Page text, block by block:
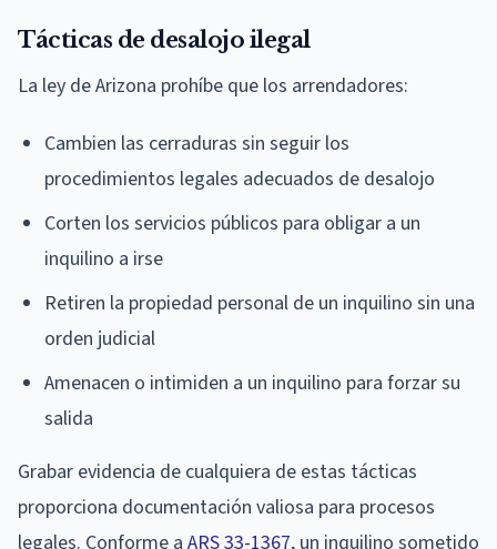
Tácticas de desalojo ilegal
La ley de Arizona prohíbe que los arrendadores:
Cambien las cerraduras sin seguir los
procedimientos legales adecuados de desalojo
Corten los servicios públicos para obligar a un
inquilino a irse
Retiren la propiedad personal de un inquilino sin una
orden judicial
Amenacen o intimiden a un inquilino para forzar su
salida
Grabar evidencia de cualquiera de estas tácticas
proporciona documentación valiosa para procesos
legales. Conforme a ARS 33-1367, un inquilino sometido